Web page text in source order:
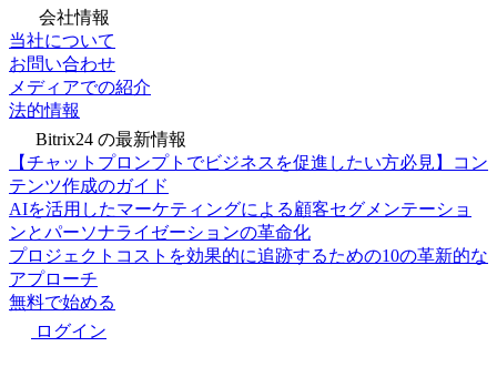
会社情報
当社について
お問い合わせ
メディアでの紹介
法的情報
Bitrix24 の最新情報
【チャットプロンプトでビジネスを促進したい方必見】コン
テンツ作成のガイド
AIを活用したマーケティングによる顧客セグメンテーショ
ンとパーソナライゼーションの革命化
プロジェクトコストを効果的に追跡するための10の革新的な
アプローチ
無料で始める
ログイン